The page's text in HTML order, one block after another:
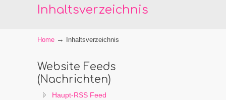
Inhaltsverzeichnis
Home → Inhaltsverzeichnis
Website Feeds
(Nachrichten)
Haupt-RSS Feed